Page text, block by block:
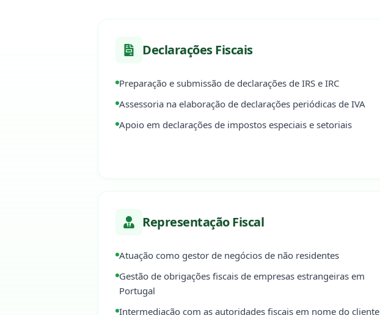
Declarações Fiscais
Preparação e submissão de declarações de IRS e IRC
Assessoria na elaboração de declarações periódicas de IVA
Apoio em declarações de impostos especiais e setoriais
Representação Fiscal
Atuação como gestor de negócios de não residentes
Gestão de obrigações fiscais de empresas estrangeiras em
Portugal
Intermediação com as autoridades fiscais em nome do cliente